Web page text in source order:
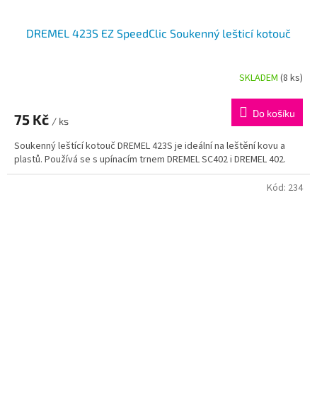
DREMEL 423S EZ SpeedClic Soukenný lešticí kotouč
SKLADEM (8 ks)
75 Kč / ks
Do košíku
Soukenný leštící kotouč DREMEL 423S je ideální na leštění kovu a
plastů. Používá se s upínacím trnem DREMEL SC402 i DREMEL 402.
Kód: 234